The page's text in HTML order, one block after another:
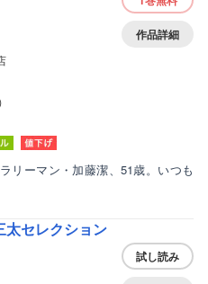
）
作品詳細
リーマン・加藤潔、51歳。いつも
太セレクション
試し読み